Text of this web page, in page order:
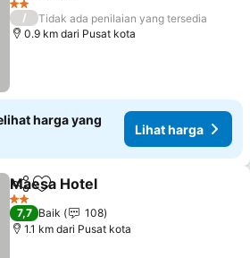
2 Bintang
/
Tidak ada penilaian yang tersedia
0.9 km dari Pusat kota
harga yang
Lihat harga
BagikanTambahkan ke favorit
Maesa Hotel
2 Bintang
7,7 Baik
108
1.1 km dari Pusat kota